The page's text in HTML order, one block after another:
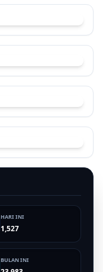
HARI INI
1,527
BULAN INI